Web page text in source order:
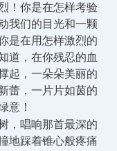
！你是在怎样考验
我们的目光和一颗
是在用怎样激烈的
道，在你残忍的血
起，一朵朵美丽的
蕾，一片片如茵的
意！
，唱响那首最深的
地踩着锥心般疼痛